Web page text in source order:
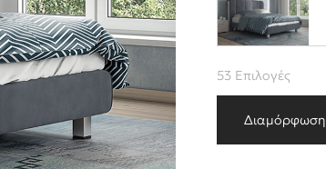
Διαμόρφωση
53 Επιλογές